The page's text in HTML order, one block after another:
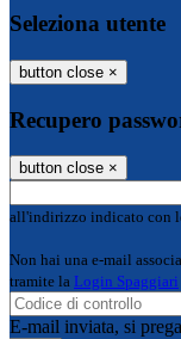
Seleziona utente
button close ×
Recupero
button close ×
all'indirizzo indicato con
Non hai una e-mail
tramite la Login Spaggiari
E-mail inviata, si